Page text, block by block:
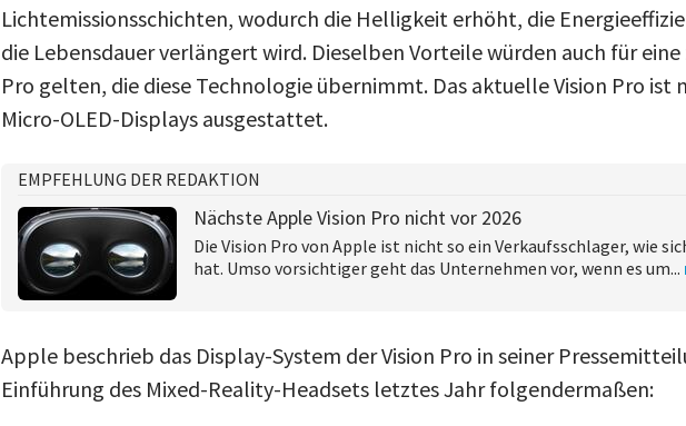
Lichtemissionsschichten, wodurch die Helligkeit erhöht, die
die Lebensdauer verlängert wird. Dieselben Vorteile würden auch für eine
Pro gelten, die diese Technologie übernimmt. Das aktuelle Vision Pro ist
Micro-OLED-Displays ausgestattet.
EMPFEHLUNG DER REDAKTION
Nächste Apple Vision Pro nicht vor 2026
Die Vision Pro von Apple ist nicht so ein Verkaufsschlager, wie
hat. Umso vorsichtiger geht das Unternehmen vor, wenn es um...
Apple beschrieb das Display-System der Vision Pro in seiner
Einführung des Mixed-Reality-Headsets letztes Jahr folgendermaßen: